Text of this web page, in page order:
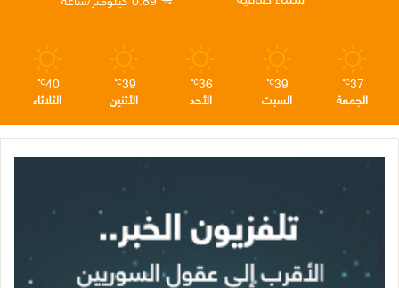
37
℃
الجمعة
39
℃
السبت
36
℃
الأحد
39
℃
الأثنين
40
℃
الثلاثاء